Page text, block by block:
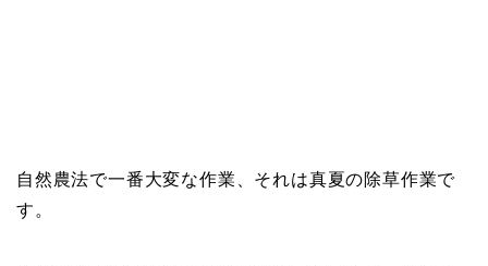
自然農法で一番大変な作業、それは真夏の除草作業で
す。